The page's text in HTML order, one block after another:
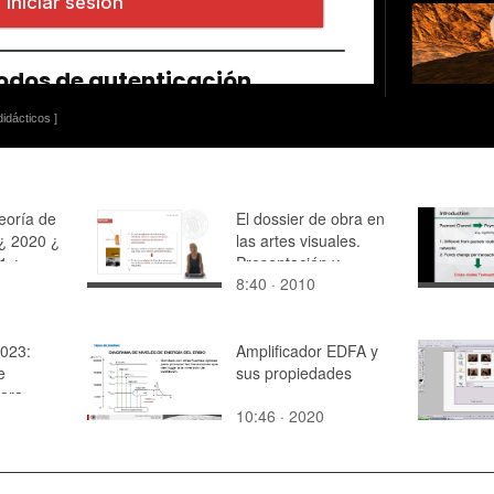
]
de
2020 ¿
¿
El dossier de obra en
las artes visuales.
Presentación y
divulgación de obras
8:40 · 2010
objetos
Amplificador EDFA y
sus propiedades
10:46 · 2020